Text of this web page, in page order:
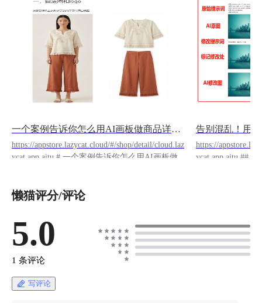
一个案例告诉你怎么用AI画板做商品详情页海报
https://appstore.lazycat.cloud/#/shop/detail/cloud.laz
ycat.app.aitu # 一个案例告诉你怎么用AI画板做商
有以下显著优势： - **信息容量大**：画板提供
示词与生成图片一一对应，便于查看和对比 - **
精准修改**：利用画笔工具可以对图片进行局部
精准编辑 - **专业工作流**：整体操作逻辑更接
教程将通过一个在推特上广受欢迎的经典案例，
演示如何使用AI画板制作完整的商品详情页海报
https://
ycat.app.aitu ## 一、工具简介 爱图（Aitu）是一
起。 ## 二、为什么用画板管理 AI 生图？ ### 传
统方式的问题 使用普通 AI 生图工具时，通常的
流程是： 1.在生
懒猫评分/评论
5.0
1 条评论
写评论